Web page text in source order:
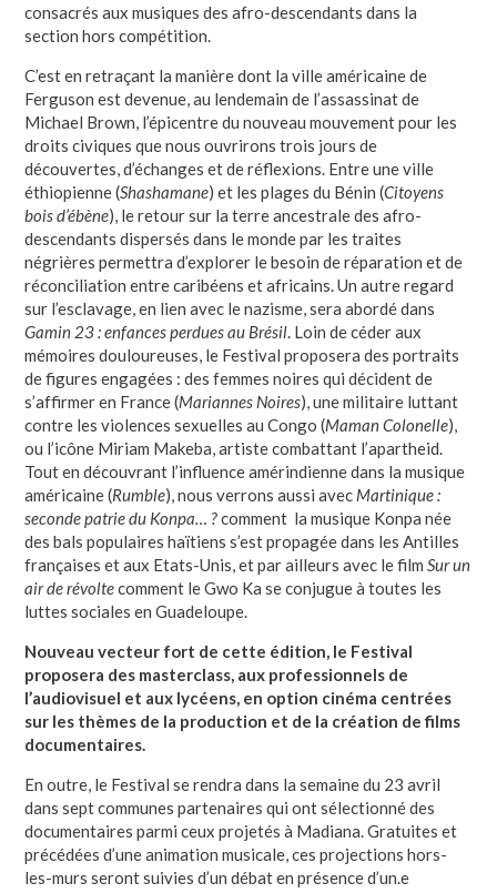
consacrés aux musiques des afro-descendants dans la
section hors compétition.
C’est en retraçant la manière dont la ville américaine de
Ferguson est devenue, au lendemain de l’assassinat de
Michael Brown, l’épicentre du nouveau mouvement pour les
droits civiques que nous ouvrirons trois jours de
découvertes, d’échanges et de réflexions. Entre une ville
éthiopienne (Shashamane) et les plages du Bénin (Citoyens
bois d’ébène), le retour sur la terre ancestrale des afro-
descendants dispersés dans le monde par les traites
négrières permettra d’explorer le besoin de réparation et de
réconciliation entre caribéens et africains. Un autre regard
sur l’esclavage, en lien avec le nazisme, sera abordé dans
Gamin 23 : enfances perdues au Brésil. Loin de céder aux
mémoires douloureuses, le Festival proposera des portraits
de figures engagées : des femmes noires qui décident de
s’affirmer en France (Mariannes Noires), une militaire luttant
contre les violences sexuelles au Congo (Maman Colonelle),
ou l’icône Miriam Makeba, artiste combattant l’apartheid.
Tout en découvrant l’influence amérindienne dans la musique
américaine (Rumble), nous verrons aussi avec Martinique :
seconde patrie du Konpa… ?comment la musique Konpa née
des bals populaires haïtiens s’est propagée dans les Antilles
françaises et aux Etats-Unis, et par ailleurs avec le film Sur un
air de révoltecomment le Gwo Ka se conjugue à toutes les
luttes sociales en Guadeloupe.
Nouveau vecteur fort de cette édition, le Festival
proposera des masterclass, aux professionnels de
l’audiovisuel et aux lycéens, en option cinéma centrées
sur les thèmes de la production et de la création de films
documentaires.
En outre, le Festival se rendra dans la semaine du 23 avril
dans sept communes partenaires qui ont sélectionné des
documentaires parmi ceux projetés à Madiana. Gratuites et
précédées d’une animation musicale, ces projections hors-
les-murs seront suivies d’un débat en présence d’un.e